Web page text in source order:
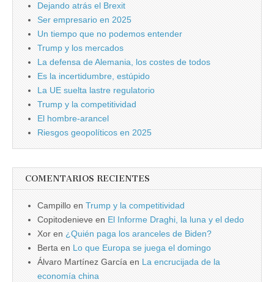
Dejando atrás el Brexit
Ser empresario en 2025
Un tiempo que no podemos entender
Trump y los mercados
La defensa de Alemania, los costes de todos
Es la incertidumbre, estúpido
La UE suelta lastre regulatorio
Trump y la competitividad
El hombre-arancel
Riesgos geopolíticos en 2025
COMENTARIOS RECIENTES
Campillo en Trump y la competitividad
Copitodenieve en El Informe Draghi, la luna y el dedo
Xor en ¿Quién paga los aranceles de Biden?
Berta en Lo que Europa se juega el domingo
Álvaro Martínez García en La encrucijada de la
economía china